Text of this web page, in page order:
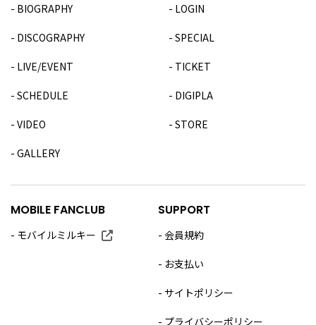
BIOGRAPHY
DISCOGRAPHY
LIVE/EVENT
SCHEDULE
VIDEO
GALLERY
LOGIN
SPECIAL
TICKET
DIGIPLA
STORE
MOBILE FANCLUB
モバイルミルキー
SUPPORT
会員規約
お支払い
サイトポリシー
プライバシーポリシー